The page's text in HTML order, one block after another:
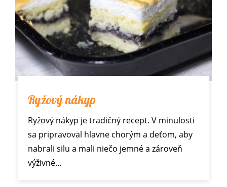
Ryžový nákyp
Ryžový nákyp je tradičný recept. V minulosti
sa pripravoval hlavne chorým a deťom, aby
nabrali silu a mali niečo jemné a zároveň
výživné…